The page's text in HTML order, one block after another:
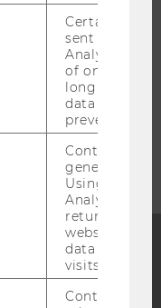
Blog
Certain data
sent to
Analytics a
of once per
long as it is
data
prevented.
Contains a
generated
Using this
Analytics can
returning
website and
data from
visits.
Contains